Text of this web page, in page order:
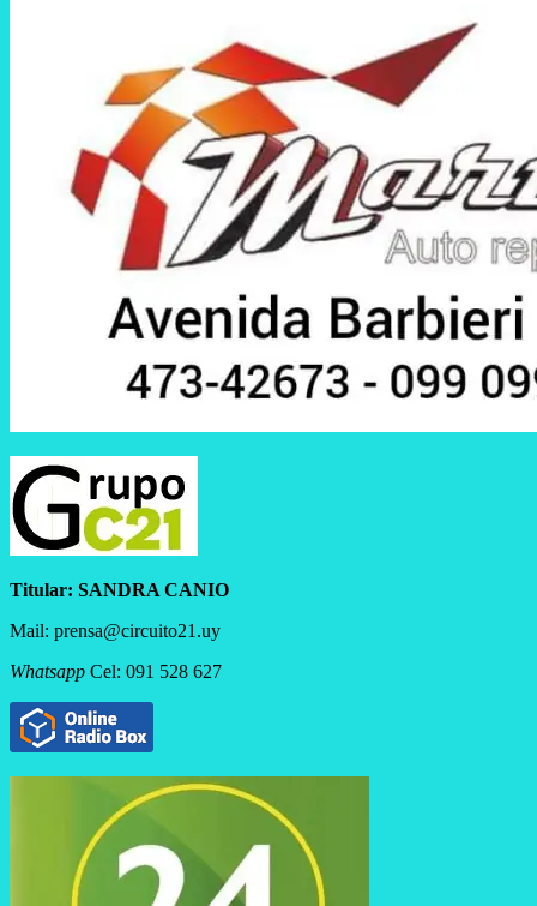
Titular: SANDRA CANIO
Mail: prensa@circuito21.uy
Whatsapp Cel: 091 528 627